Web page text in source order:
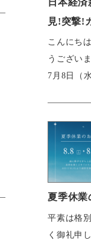
見!突撃!
こんにち
うござい
7月8日（
夏季休業
平素は格
く御礼申